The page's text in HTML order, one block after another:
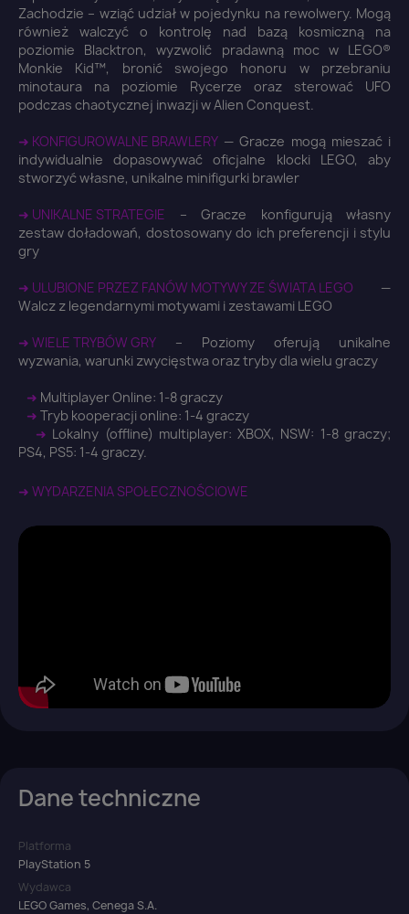
Zachodzie – wziąć udział w pojedynku na rewolwery. Mogą
również walczyć o kontrolę nad bazą kosmiczną na
poziomie Blacktron, wyzwolić pradawną moc w LEGO®
Monkie Kid™, bronić swojego honoru w przebraniu
minotaura na poziomie Rycerze oraz sterować UFO
podczas chaotycznej inwazji w Alien Conquest.
➜ KONFIGUROWALNE BRAWLERY — Gracze mogą mieszać i
indywidualnie dopasowywać oficjalne klocki LEGO, aby
stworzyć własne, unikalne minifigurki brawler
➜ UNIKALNE STRATEGIE – Gracze konfigurują własny
zestaw doładowań, dostosowany do ich preferencji i stylu
gry
➜ ULUBIONE PRZEZ FANÓW MOTYWY ZE ŚWIATA LEGO —
Walcz z legendarnymi motywami i zestawami LEGO
➜ WIELE TRYBÓW GRY – Poziomy oferują unikalne
wyzwania, warunki zwycięstwa oraz tryby dla wielu graczy
➜ Multiplayer Online: 1-8 graczy
➜ Tryb kooperacji online: 1-4 graczy
➜ Lokalny (offline) multiplayer: XBOX, NSW: 1-8 graczy;
PS4, PS5: 1-4 graczy.
➜ WYDARZENIA SPOŁECZNOŚCIOWE
Dane techniczne
Platforma
PlayStation 5
Wydawca
LEGO Games, Cenega S.A.
Zaloguj się ×
wish list.
Anuluj Zaloguj się